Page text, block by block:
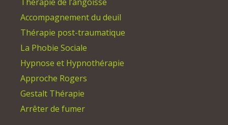
Accompagnement du deuil
Thérapie post-traumatique
La Phobie Sociale
Hypnose et Hypnothérapie
Approche Rogers
Gestalt Thérapie
Arrêter de fumer